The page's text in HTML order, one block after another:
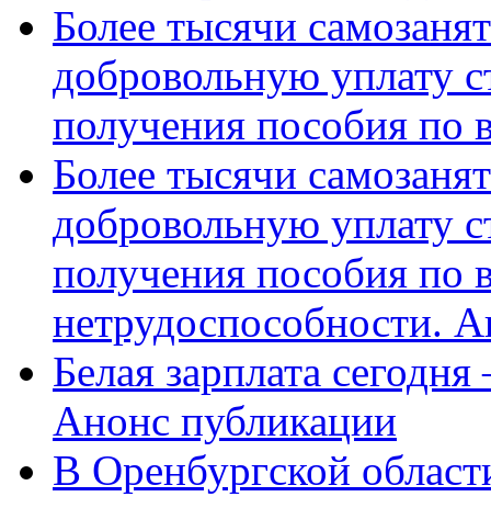
Более тысячи
добровольную уплату
получения пособия по
Более тысячи
добровольную уплату
получения пособия по
нетрудоспособности.
Белая зарплата
Анонс публикации
В Оренбургской